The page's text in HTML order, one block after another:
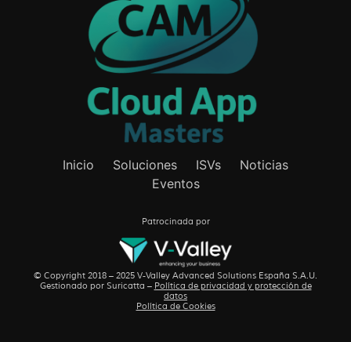
Inicio Soluciones ISVs
Noticias
Eventos
Patrocinada por
© Copyright 2018 – 2025 V-Valley Advanced Solutions España S.A.U.
Gestionado por Suricatta – Política de privacidad y protección de
datos
Política de Cookies